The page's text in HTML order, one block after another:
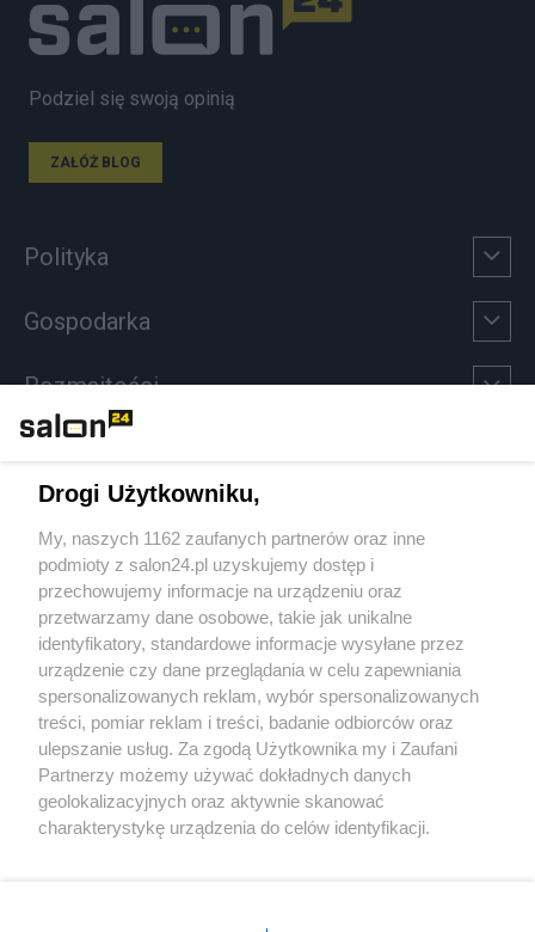
Podziel się swoją opinią
ZAŁÓŻ BLOG
Polityka
Gospodarka
Rozmaitości
Sport
Społeczeństwo
Kultura
X Facebook Instagram Youtube
Drogi Użytkowniku,
My, naszych 1162 zaufanych partnerów oraz inne
podmioty z salon24.pl uzyskujemy dostęp i
przechowujemy informacje na urządzeniu oraz
przetwarzamy dane osobowe, takie jak unikalne
identyfikatory, standardowe informacje wysyłane przez
urządzenie czy dane przeglądania w celu zapewniania
spersonalizowanych reklam, wybór spersonalizowanych
treści, pomiar reklam i treści, badanie odbiorców oraz
ulepszanie usług. Za zgodą Użytkownika my i Zaufani
Partnerzy możemy używać dokładnych danych
geolokalizacyjnych oraz aktywnie skanować
charakterystykę urządzenia do celów identyfikacji.